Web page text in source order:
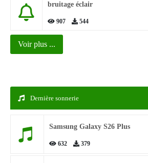
bruitage éclair
907 544
Voir plus ...
Dernière sonnerie
Samsung Galaxy S26 Plus
632 379